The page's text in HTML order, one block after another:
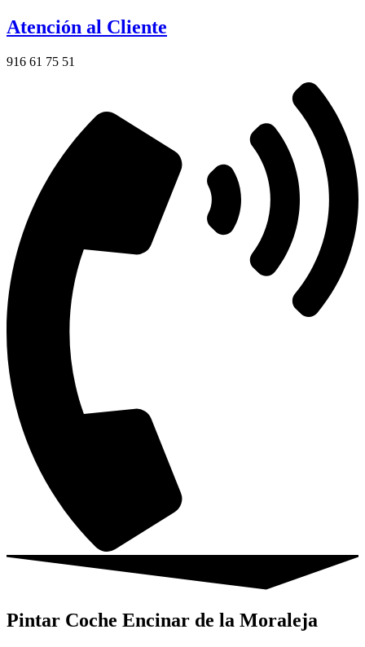
Atención al Cliente
916 61 75 51
Pintar Coche Encinar de la Moraleja